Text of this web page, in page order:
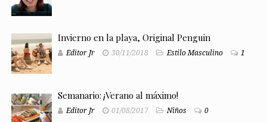
Invierno en la playa, Original Penguin
Editor Jr 30/11/2018 Estilo Masculino 1
Semanario: ¡Verano al máximo!
Editor Jr 01/08/2017 Niños 0